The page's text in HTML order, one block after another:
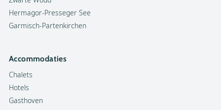
Hermagor-Presseger See
Garmisch-Partenkirchen
Accommodaties
Chalets
Hotels
Gasthoven